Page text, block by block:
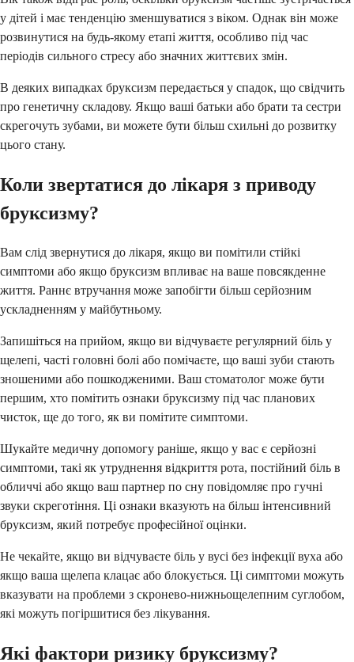
у дітей і має тенденцію зменшуватися з віком. Однак він може
розвинутися на будь-якому етапі життя, особливо під час
періодів сильного стресу або значних життєвих змін.
В деяких випадках бруксизм передається у спадок, що свідчить
про генетичну складову. Якщо ваші батьки або брати та сестри
скрегочуть зубами, ви можете бути більш схильні до розвитку
цього стану.
Коли звертатися до лікаря з приводу
бруксизму?
Вам слід звернутися до лікаря, якщо ви помітили стійкі
симптоми або якщо бруксизм впливає на ваше повсякденне
життя. Раннє втручання може запобігти більш серйозним
ускладненням у майбутньому.
Запишіться на прийом, якщо ви відчуваєте регулярний біль у
щелепі, часті головні болі або помічаєте, що ваші зуби стають
зношеними або пошкодженими. Ваш стоматолог може бути
першим, хто помітить ознаки бруксизму під час планових
чисток, ще до того, як ви помітите симптоми.
Шукайте медичну допомогу раніше, якщо у вас є серйозні
симптоми, такі як утруднення відкриття рота, постійний біль в
обличчі або якщо ваш партнер по сну повідомляє про гучні
звуки скреготіння. Ці ознаки вказують на більш інтенсивний
бруксизм, який потребує професійної оцінки.
Не чекайте, якщо ви відчуваєте біль у вусі без інфекції вуха або
якщо ваша щелепа клацає або блокується. Ці симптоми можуть
вказувати на проблеми з скронево-нижньощелепним суглобом,
які можуть погіршитися без лікування.
Які фактори ризику бруксизму?